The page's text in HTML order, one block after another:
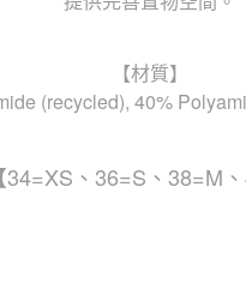
【材質】
(recycled), 40%
【34=XS、36=S、38=M、